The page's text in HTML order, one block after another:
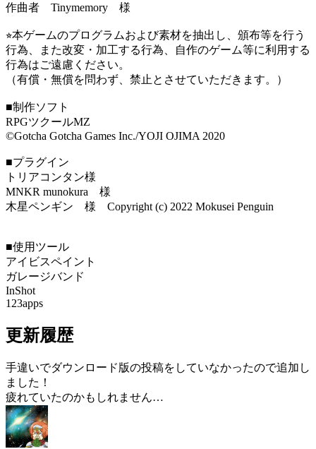
作曲者 Tinymemory 様
⭐︎本ゲームのプログラムおよび素材を抽出し、頒布等を行う
行為、また改変・加工する行為、自作のゲーム等に利用する
行為はご遠慮ください。
（有償・無償を問わず、禁止とさせていただきます。）
■制作ソフト
RPGツクールMZ
©Gotcha Gotcha Games Inc./YOJI OJIMA 2020
■プラグイン
トリアコンタン様
MNKR munokura 様
木星ペンギン 様 Copyright (c) 2022 Mokusei Penguin
■使用ツール
アイビスペイント
ガレージバンド
InShot
123apps
更新履歴
手違いでダウンロード版の投稿をしていなかったので追加し
ました！
疲れていたのかもしれません…